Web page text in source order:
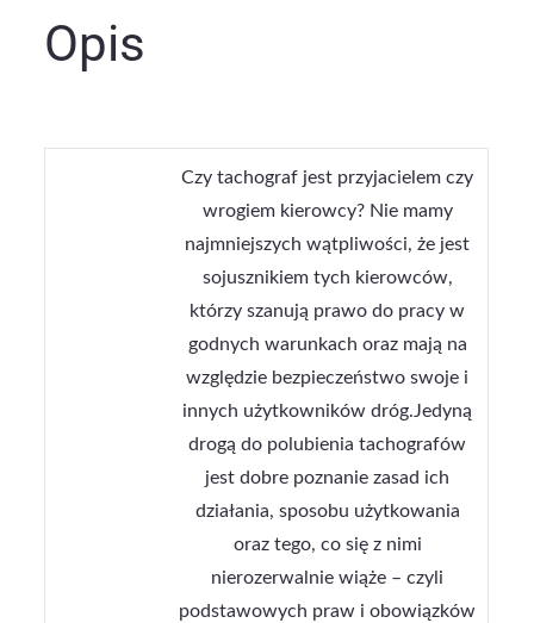
Opis
Czy tachograf jest przyjacielem czy
wrogiem kierowcy? Nie mamy
najmniejszych wątpliwości, że jest
sojusznikiem tych kierowców,
którzy szanują prawo do pracy w
godnych warunkach oraz mają na
względzie bezpieczeństwo swoje i
innych użytkowników dróg.Jedyną
drogą do polubienia tachografów
jest dobre poznanie zasad ich
działania, sposobu użytkowania
oraz tego, co się z nimi
nierozerwalnie wiąże – czyli
podstawowych praw i obowiązków